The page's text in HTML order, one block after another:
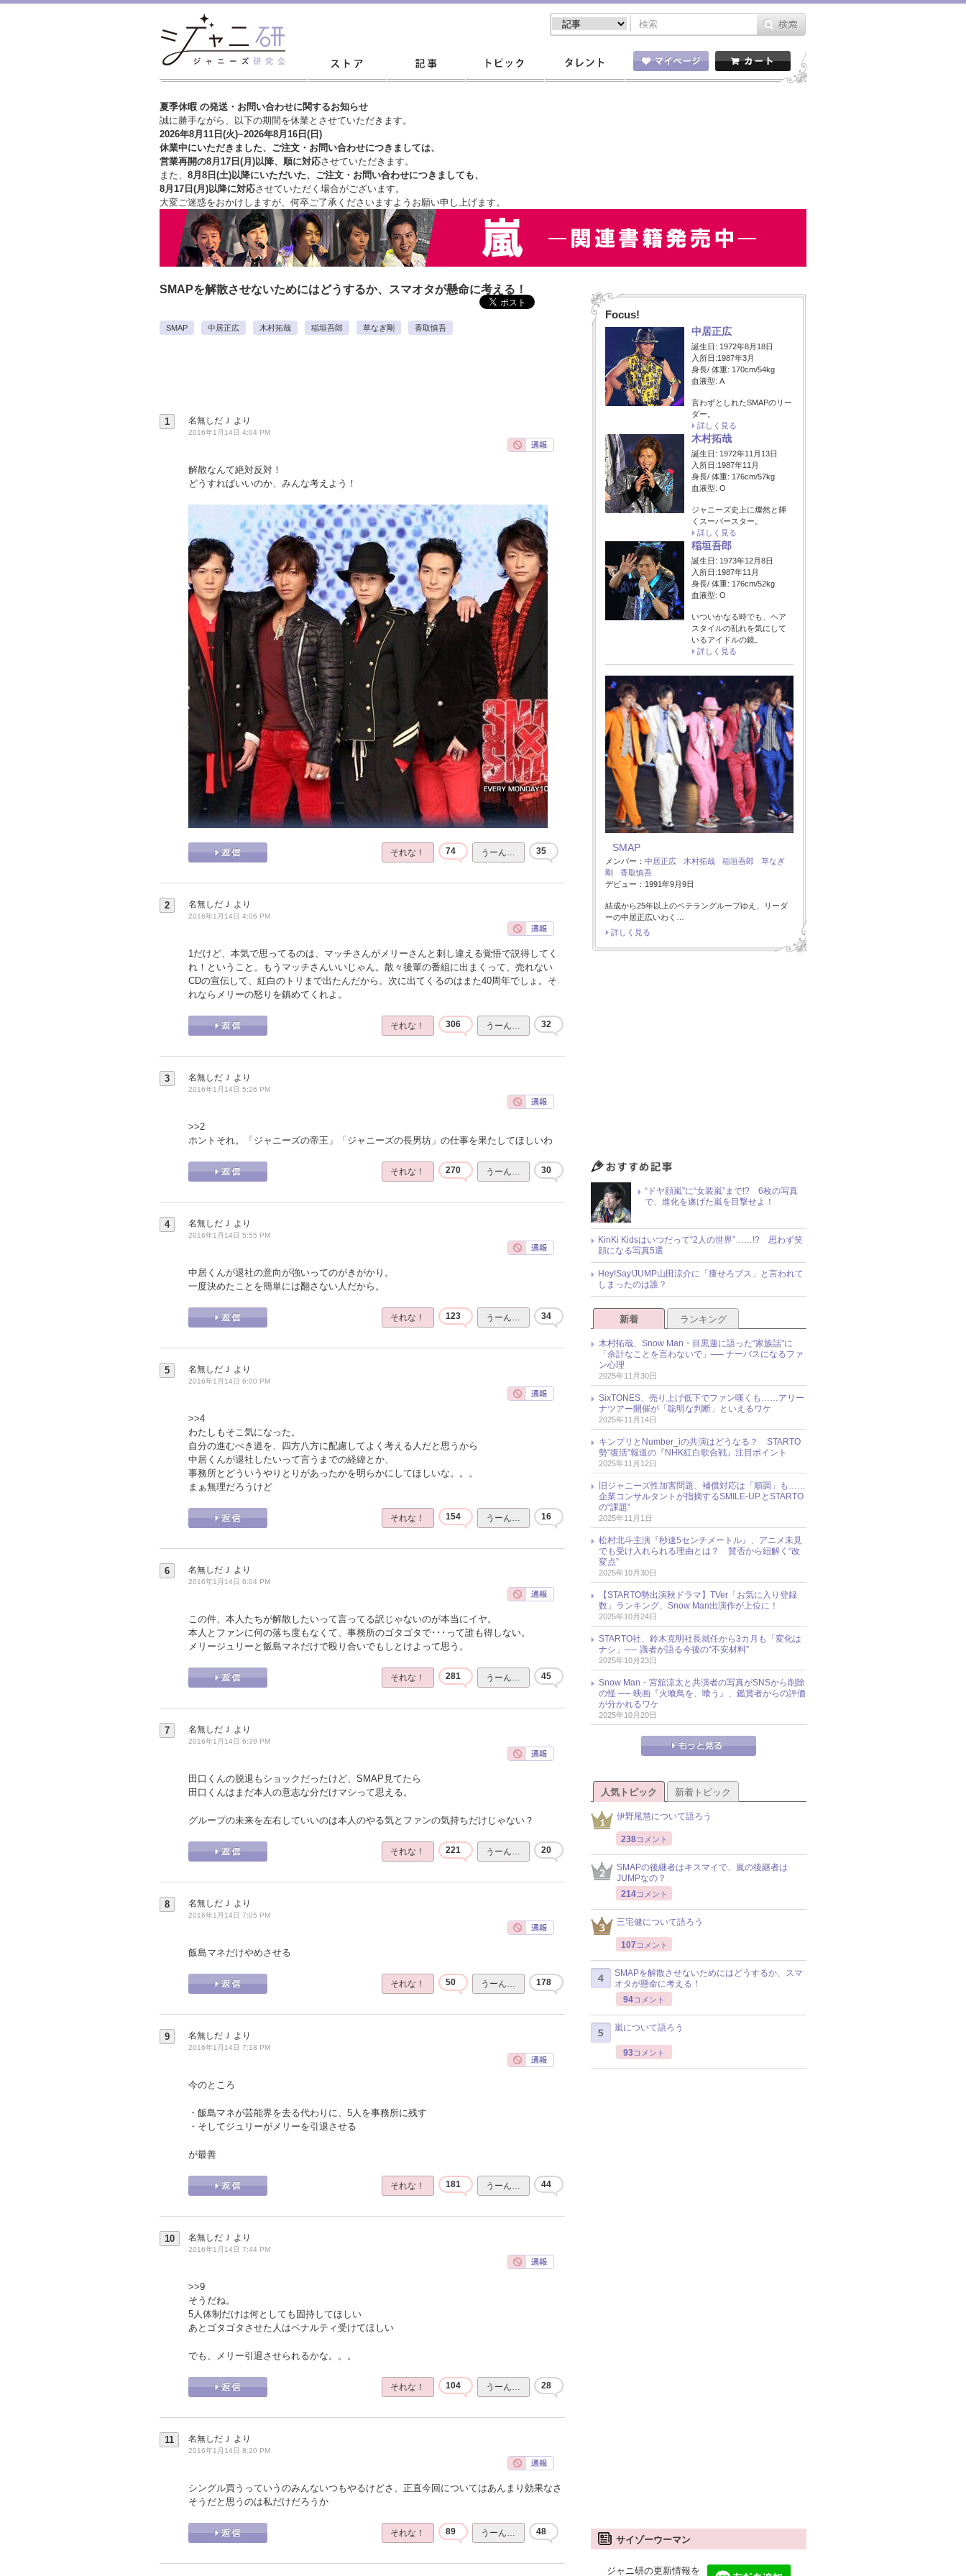
夏季休暇 の発送・お問い合わせに関するお知らせ
誠に勝手ながら、以下の期間を休業とさせていただきます。
2026年8月11日(火)~2026年8月16日(日)
休業中にいただきました、ご注文・お問い合わせにつきましては、
営業再開の8月17日(月)以降、順に対応させていただきます。
また、 8月8日(土)以降にいただいた、ご注文・ お問い合わせにつきましても、
8月17日(月)以降に対応させていただく場合がございます。
大変ご迷惑をおかけしますが、 何卒ご了承くださいますようお願い申し上げます。
SMAPを解散させないためにはどうするか、スマオタが懸命に考える！
SMAP 中居正広 木村拓哉 稲垣吾郎 草なぎ剛 香取慎吾
1 名無しだＪ より
2016年1月14日 4:04 PM
解散なんて絶対反対！
どうすればいいのか、みんな考えよう！
それな！ 74 うーん… 35
2 名無しだＪ より
2016年1月14日 4:06 PM
1だけど、本気で思ってるのは、マッチさんがメリーさんと刺し違える覚悟で説得してく
れ！ということ。もうマッチさんいいじゃん。散々後輩の番組に出まくって、売れない
CDの宣伝して、紅白のトリまで出たんだから。次に出てくるのはまた40周年でしょ。そ
れならメリーの怒りを鎮めてくれよ。
それな！ 306 うーん… 32
3 名無しだＪ より
2016年1月14日 5:26 PM
>>2
ホントそれ。「ジャニーズの帝王」「ジャニーズの長男坊」の仕事を果たしてほしいわ
それな！ 270 うーん… 30
4 名無しだＪ より
2016年1月14日 5:55 PM
中居くんが退社の意向が強いってのがきがかり。
一度決めたことを簡単には翻さない人だから。
それな！ 123 うーん… 34
5 名無しだＪ より
2016年1月14日 6:00 PM
>>4
わたしもそこ気になった。
自分の進むべき道を、四方八方に配慮してよく考える人だと思うから
中居くんが退社したいって言うまでの経緯とか、
事務所とどういうやりとりがあったかを明らかにしてほしいな。。。
まぁ無理だろうけど
それな！ 154 うーん… 16
6 名無しだＪ より
2016年1月14日 6:04 PM
この件、本人たちが解散したいって言ってる訳じゃないのが本当にイヤ。
本人とファンに何の落ち度もなくて、事務所のゴタゴタで･･･って誰も得しない。
メリージュリーと飯島マネだけで殴り合いでもしとけよって思う。
それな！ 281 うーん… 45
7 名無しだＪ より
2016年1月14日 6:39 PM
田口くんの脱退もショックだったけど、SMAP見てたら
田口くんはまだ本人の意志な分だけマシって思える。
グループの未来を左右していいのは本人のやる気とファンの気持ちだけじゃない？
それな！ 221 うーん… 20
8 名無しだＪ より
2016年1月14日 7:05 PM
飯島マネだけやめさせる
それな！ 50 うーん… 178
9 名無しだＪ より
2016年1月14日 7:18 PM
今のところ
・飯島マネが芸能界を去る代わりに、5人を事務所に残す
・そしてジュリーがメリーを引退させる
が最善
それな！ 181 うーん… 44
10 名無しだＪ より
2016年1月14日 7:44 PM
>>9
そうだね。
5人体制だけは何としても固持してほしい
あとゴタゴタさせた人はペナルティ受けてほしい
でも、メリー引退させられるかな。。。
それな！ 104 うーん… 28
11 名無しだＪ より
2016年1月14日 8:20 PM
シングル買うっていうのみんないつもやるけどさ、正直今回についてはあんまり効果なさ
そうだと思うのは私だけだろうか
それな！ 89 うーん… 48
Focus!
中居正広
誕生日: 1972年8月18日
入所日:1987年3月
身長/ 体重: 170cm/54kg
血液型: A
言わずとしれたSMAPのリー
ダー。
詳しく見る
木村拓哉
誕生日: 1972年11月13日
入所日:1987年11月
身長/ 体重: 176cm/57kg
血液型: O
ジャニーズ史上に燦然と輝
くスーパースター。
詳しく見る
稲垣吾郎
誕生日: 1973年12月8日
入所日:1987年11月
身長/ 体重: 176cm/52kg
血液型: O
いついかなる時でも、ヘア
スタイルの乱れを気にして
いるアイドルの鏡。
詳しく見る
SMAP
メンバー： 中居正広 木村拓哉 稲垣吾郎
草なぎ
剛
香取慎吾
デビュー：1991年9月9日
結成から25年以上のベテラングループゆえ、リーダ
ーの中居正広いわく…
詳しく見る
“ドヤ顔嵐”に“女装嵐”まで!? 6枚の写真
で、進化を遂げた嵐を目撃せよ！
KinKi Kidsはいつだって“2人の世界”……!? 思わず笑
顔になる写真5選
Hey!Say!JUMP山田涼介に「痩せろブス」と言われて
しまったのは誰？
新着 ランキング
木村拓哉、Snow Man・目黒蓮に語った“家族話”に
「余計なことを言わないで」── ナーバスになるファ
ン心理
2025年11月30日
SixTONES、売り上げ低下でファン嘆くも……アリー
ナツアー開催が「聡明な判断」といえるワケ
2025年11月14日
キンプリとNumber_iの共演はどうなる？ STARTO
勢“復活”報道の『NHK紅白歌合戦』注目ポイント
2025年11月12日
旧ジャニーズ性加害問題、補償対応は「順調」も……
企業コンサルタントが指摘するSMILE-UP.とSTARTO
の“課題”
2025年11月1日
松村北斗主演『秒速5センチメートル』、アニメ未見
でも受け入れられる理由とは？ 賛否から紐解く“改
変点”
2025年10月30日
【STARTO勢出演秋ドラマ】TVer「お気に入り登録
数」ランキング、Snow Man出演作が上位に！
2025年10月24日
STARTO社、鈴木克明社長就任から3カ月も「変化は
ナシ」── 識者が語る今後の“不安材料”
2025年10月23日
Snow Man・宮舘涼太と共演者の写真がSNSから削除
の怪 ── 映画『火喰鳥を、喰う』、鑑賞者からの評価
が分かれるワケ
2025年10月20日
人気トピック 新着トピック
伊野尾慧について語ろう
238コメント
SMAPの後継者はキスマイで、嵐の後継者は
JUMPなの？
214コメント
三宅健について語ろう
107 コメント
SMAPを解散させないためにはどうするか、スマ
オタが懸命に考える！
94コメント
嵐について語ろう
93コメント
サイゾーウーマン
ジャニ研の更新情報を